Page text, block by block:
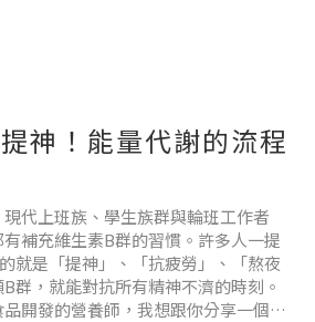
說清楚吧～破解迷思！膠原蛋白本身
首先，我們要釐清一個最根本的科學
神！能量代謝的流程
代上班族、學生族群與輪班工作者
補充維生素B群的習慣。許多人一提
就是「提神」、「抗疲勞」、「熬夜
群，就能對抗所有精神不濟的時刻。
開發的營養師，我想跟你分享一個更